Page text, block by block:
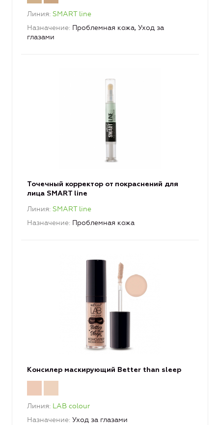
Линия SMART line
Назначение Проблемная кожа, Уход за
глазами
Точечный корректор от покраснений для
лица SMART line
Линия SMART line
Назначение Проблемная кожа
Консилер маскирующий Better than sleep
Линия LAB colour
Назначение Уход за глазами